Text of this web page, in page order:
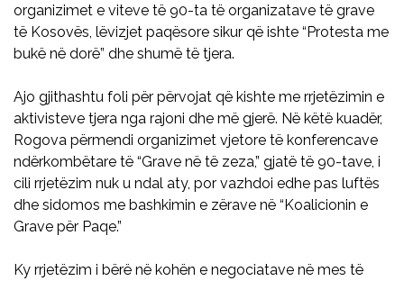
organizimet e viteve të 90-ta të organizatave të grave
të Kosovës, lëvizjet paqësore sikur që ishte “Protesta me
bukë në dorë” dhe shumë të tjera.
Ajo gjithashtu foli për përvojat që kishte me rrjetëzimin e
aktivisteve tjera nga rajoni dhe më gjerë. Në këtë kuadër,
Rogova përmendi organizimet vjetore të konferencave
ndërkombëtare të “Grave në të zeza,” gjatë të 90-tave, i
cili rrjetëzim nuk u ndal aty, por vazhdoi edhe pas luftës
dhe sidomos me bashkimin e zërave në “Koalicionin e
Grave për Paqe.”
Ky rrjetëzim i bërë në kohën e negociatave në mes të